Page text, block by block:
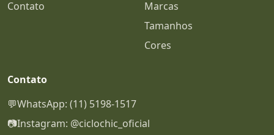
Contato
Marcas
Tamanhos
Cores
Contato
💬WhatsApp: (11) 5198-1517
📷Instagram: @ciclochic_oficial